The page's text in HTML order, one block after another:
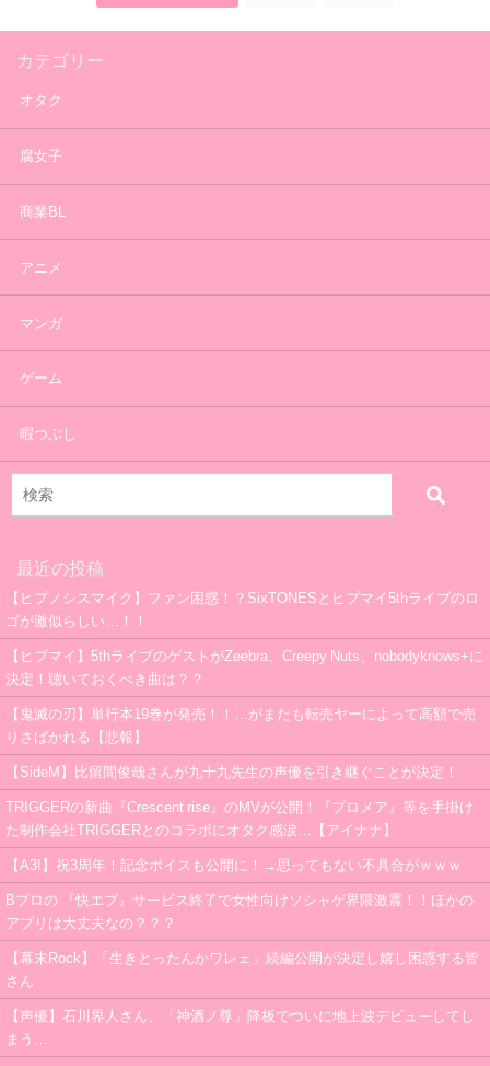
カテゴリー
オタク
腐女子
商業BL
アニメ
マンガ
ゲーム
暇つぶし
最近の投稿
【ヒプノシスマイク】ファン困惑！？SixTONESとヒプマイ5thライブのロ
ゴが激似らしい…！！
【ヒプマイ】5thライブのゲストがZeebra、Creepy Nuts、nobodyknows+に
決定！聴いておくべき曲は？？
【鬼滅の刃】単行本19巻が発売！！…がまたも転売ヤーによって高額で売
りさばかれる【悲報】
【SideM】比留間俊哉さんが九十九先生の声優を引き継ぐことが決定！
TRIGGERの新曲『Crescent rise』のMVが公開！『プロメア』等を手掛け
た制作会社TRIGGERとのコラボにオタク感涙…【アイナナ】
【A3!】祝3周年！記念ボイスも公開に！→思ってもない不具合がｗｗｗ
Bプロの 『快エブ』サービス終了で女性向けソシャゲ界隈激震！！ほかの
アプリは大丈夫なの？？？
【幕末Rock】「生きとったんかワレェ」続編公開が決定し嬉し困惑する皆
さん
【声優】石川界人さん、「神酒ノ尊」降板でついに地上波デビューしてし
まう…